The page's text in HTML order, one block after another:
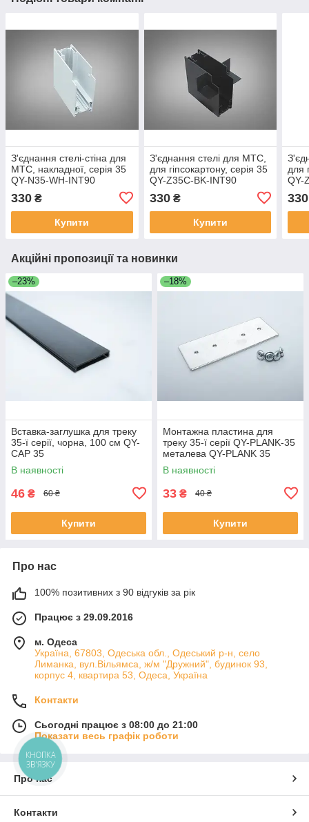
З'єднання стелі-стіна для
МТС, накладної, серія 35
QY-N35-WH-INT90
330 ₴
Купити
З'єднання стелі для МТС,
для гіпсокартону, серія 35
QY-Z35C-BK-INT90
330₴
Купити
для
QY-
330
Акційні пропозиції та новинки
–23%
Вставка-заглушка для треку
35-ї серії, чорна, 100 см QY-
CAP 35
В наявності
46 ₴ 60 ₴
Купити
–18%
Монтажна пластина для
треку 35-ї серії QY-PLANK-35
металева QY-PLANK 35
В наявності
33 ₴ 40 ₴
Купити
Про нас
100% позитивних з 90 відгуків за рік
Працює з 29.09.2016
м. Одеса
Україна, 67803, Одеська обл., Одеський р-н, село
Лиманка, вул.Вільямса, ж/м "Дружний", будинок 93,
корпус 4, квартира 53, Одеса, Україна
Контакти
Сьогодні працює з 08:00 до 21:00
Показати весь графік роботи
Про нас
Контакти
КНОПКА
ЗВ'ЯЗКУ